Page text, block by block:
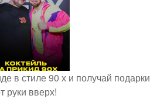
в стиле 90 х и получай подарки
руки вверх!